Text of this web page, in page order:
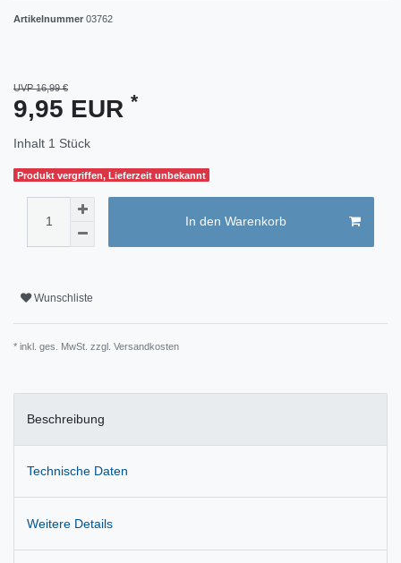
Artikelnummer 03762
UVP 16,99 €
9,95 EUR *
Inhalt 1 Stück
Produkt vergriffen, Lieferzeit unbekannt
In den Warenkorb
Wunschliste
* inkl. ges. MwSt. zzgl. Versandkosten
Beschreibung
Technische Daten
Weitere Details